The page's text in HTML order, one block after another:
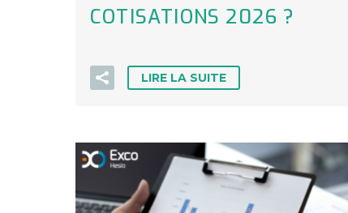
COTISATIONS 2026 ?
LIRE LA SUITE